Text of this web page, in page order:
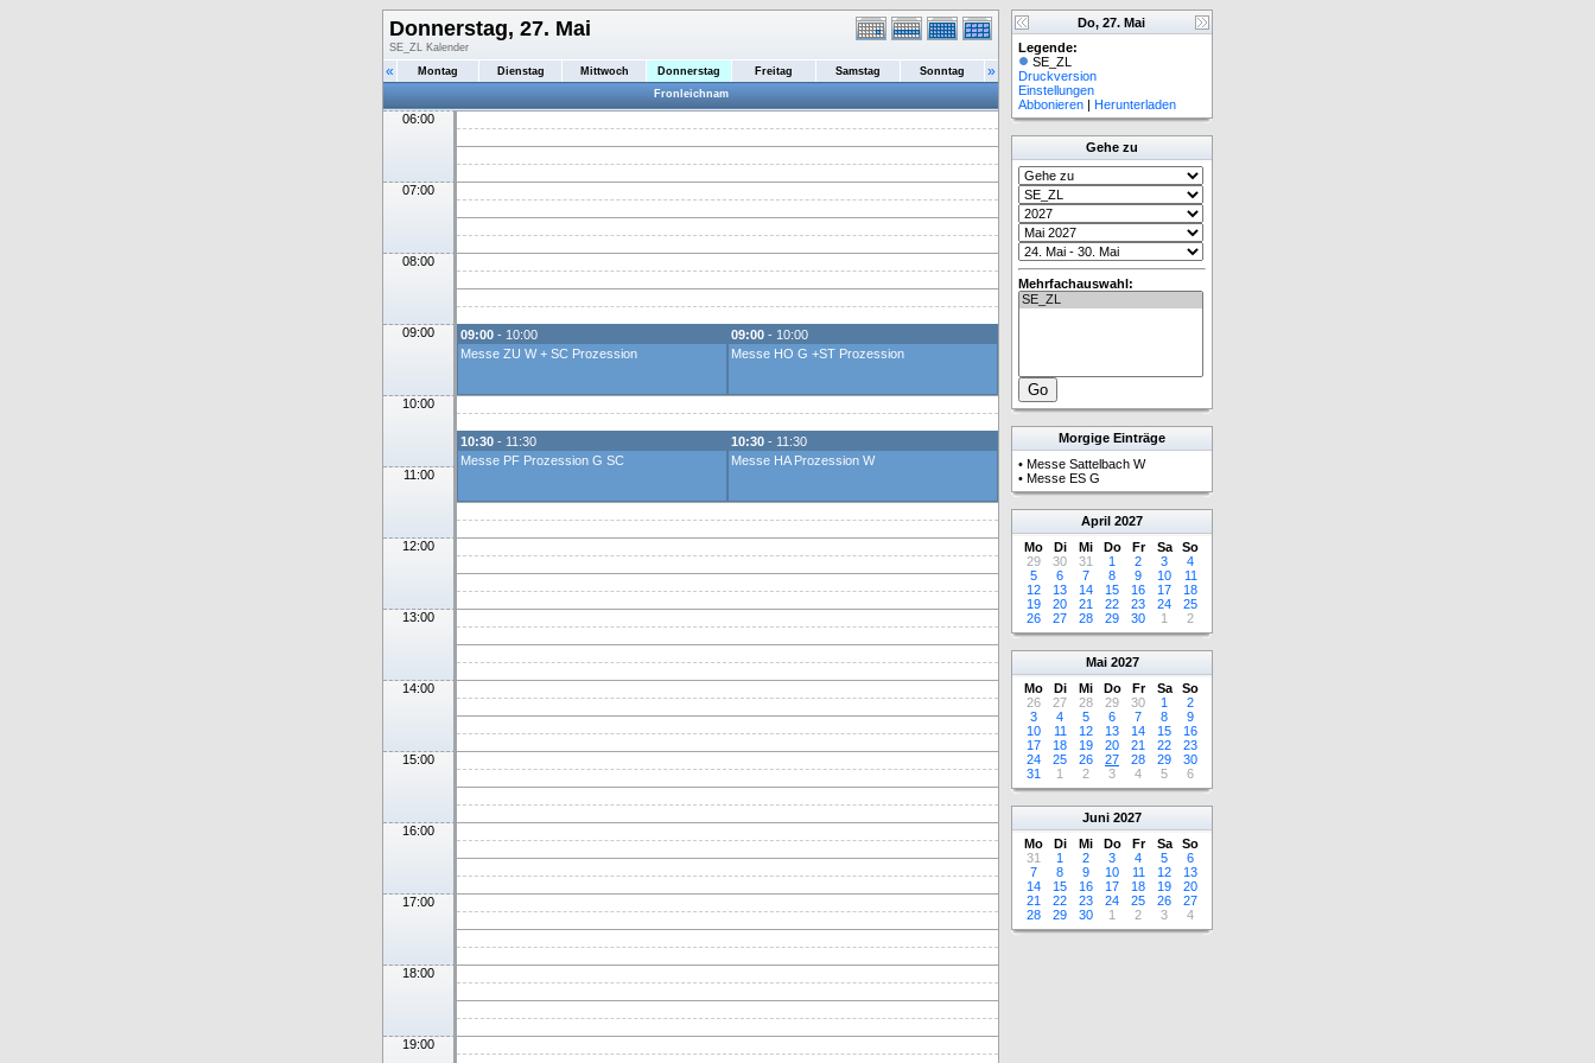
Donnerstag, 27. Mai
SE_ZL Kalender
« Montag Dienstag Mittwoch Donnerstag Freitag Samstag Sonntag »
Fronleichnam
06:00
07:00
08:00
09:00 09:00 - 10:00
Messe ZU W + SC Prozession
09:00 - 10:00
Messe HO G +ST Prozession
10:00
10:30 - 11:30
Messe PF Prozession G SC
10:30 - 11:30
Messe HA Prozession W
11:00
12:00
13:00
14:00
15:00
16:00
17:00
18:00
19:00
Do, 27. Mai
Legende:
SE_ZL
Druckversion
Einstellungen
Abbonieren | Herunterladen
Gehe zu
Mehrfachauswahl:
Morgige Einträge
• Messe Sattelbach W
• Messe ES G
April 2027
Mo
Di Mi Do Fr Sa
So
29
30 31 1 2 3
4
5
6 7 8 9 10
11
12
13 14 15 16 17
18
19
20 21 22 23 24
25
26
27 28 29 30 1 2
Mai 2027
Mo
Di Mi Do Fr Sa
So
26
27 28 29 30 1
2
3
4 5 6 7 8
9
10
11 12 13 14 15
16
17
18 19 20 21 22
23
24
25 26 27 28 29
30
31
1 2 3 4 5 6
Juni 2027
Mo
Di Mi Do Fr Sa
So
31
1 2 3 4 5
6
7
8 9 10 11 12
13
14
15 16 17 18 19
20
21
22 23 24 25 26
27
28
29 30 1 2 3 4